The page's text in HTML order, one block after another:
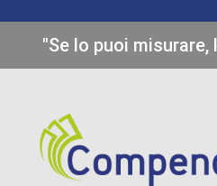
"Se lo puoi